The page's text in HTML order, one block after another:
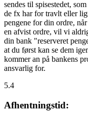
sendes til spisestedet,
de fx har for travlt eller
pengene for din ordre,
en afvist ordre, vil vi
din bank "reserveret
at du først kan se dem
kommer an på bankens
ansvarlig for.
5.4
Afhentningstid: